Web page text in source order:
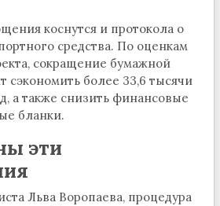
коснутся и протокола о
средства. По оценкам
сокращение бумажной
сэкономить более 33,6 тысячи
а также снизить финансовые
бланки.
эти
Льва Воропаева, процедура